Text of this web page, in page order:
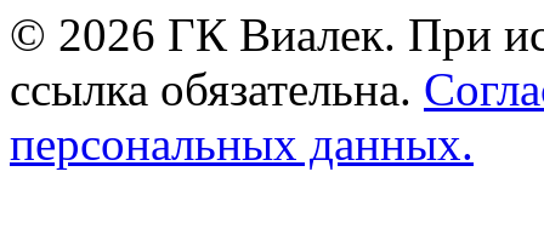
© 2026 ГК Виалек. При
ссылка обязательна.
персональных данных.